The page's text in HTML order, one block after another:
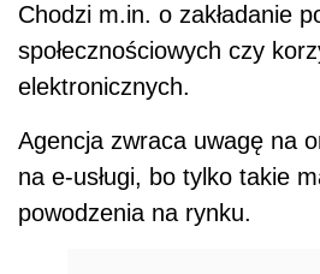
Chodzi m.in. o zakładanie
społecznościowych czy
elektronicznych.
Agencja zwraca uwagę na
na e-usługi, bo tylko takie
powodzenia na rynku.